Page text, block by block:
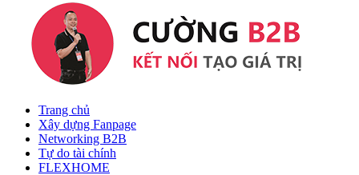
Trang chủ
Xây dựng Fanpage
Networking B2B
Tự do tài chính
FLEXHOME